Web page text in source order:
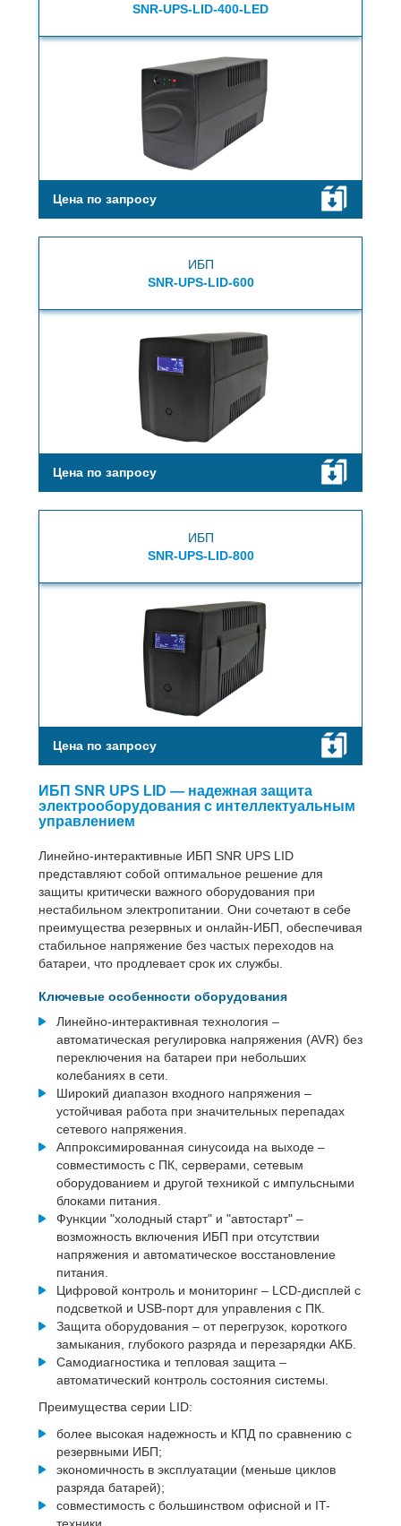
SNR-UPS-LID-400-LED
Цена по запросу
ИБП
SNR-UPS-LID-600
Цена по запросу
ИБП
SNR-UPS-LID-800
Цена по запросу
ИБП SNR UPS LID — надежная защита
электрооборудования с интеллектуальным
управлением
Линейно-интерактивные ИБП SNR UPS LID
представляют собой оптимальное решение для
защиты критически важного оборудования при
нестабильном электропитании. Они сочетают в себе
преимущества резервных и онлайн-ИБП, обеспечивая
стабильное напряжение без частых переходов на
батареи, что продлевает срок их службы.
Ключевые особенности оборудования
Линейно-интерактивная технология –
автоматическая регулировка напряжения (AVR) без
переключения на батареи при небольших
колебаниях в сети.
Широкий диапазон входного напряжения –
устойчивая работа при значительных перепадах
сетевого напряжения.
Аппроксимированная синусоида на выходе –
совместимость с ПК, серверами, сетевым
оборудованием и другой техникой с импульсными
блоками питания.
Функции "холодный старт" и "автостарт" –
возможность включения ИБП при отсутствии
напряжения и автоматическое восстановление
питания.
Цифровой контроль и мониторинг – LCD-дисплей с
подсветкой и USB-порт для управления с ПК.
Защита оборудования – от перегрузок, короткого
замыкания, глубокого разряда и перезарядки АКБ.
Самодиагностика и тепловая защита –
автоматический контроль состояния системы.
Преимущества серии LID:
более высокая надежность и КПД по сравнению с
резервными ИБП;
экономичность в эксплуатации (меньше циклов
разряда батарей);
совместимость с большинством офисной и IT-
техники.